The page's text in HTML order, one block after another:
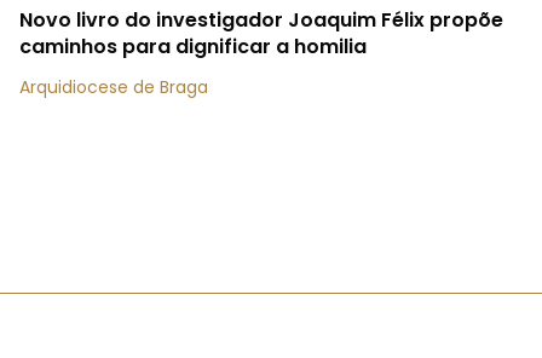
Novo livro do investigador Joaquim Félix propõe
caminhos para dignificar a homilia
Arquidiocese de Braga